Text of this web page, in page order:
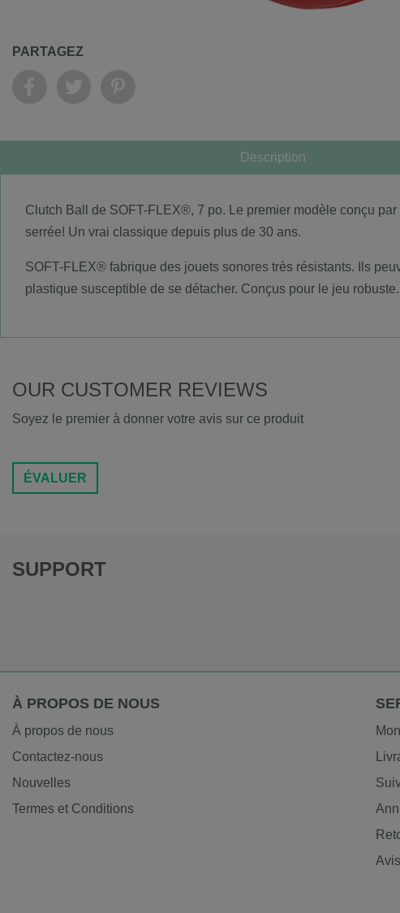
PARTAGEZ
Description
Clutch Ball de SOFT-FLEX®, 7 po. Le premier modèle conçu
serrée! Un vrai classique depuis plus de 30 ans.
SOFT-FLEX® fabrique des jouets sonores très résistants. Ils
plastique susceptible de se détacher. Conçus pour le jeu robuste.
OUR CUSTOMER REVIEWS
Soyez le premier à donner votre avis sur ce produit
ÉVALUER
SUPPORT
À PROPOS DE NOUS
À propos de nous
Contactez-nous
Nouvelles
Termes et Conditions